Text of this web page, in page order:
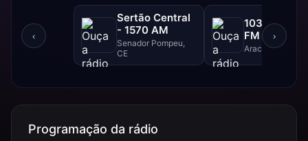
‹
Sertão Central
- 1570 AM
Senador Pompeu,
CE
103 FM -
FM
Aracajú, SE
›
Programação da rádio